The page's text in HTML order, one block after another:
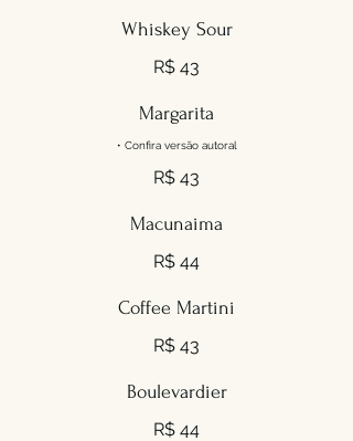
Whiskey Sour
R$ 43
Margarita
• Confira versão autoral
R$ 43
Macunaima
R$ 44
Coffee Martini
R$ 43
Boulevardier
R$ 44